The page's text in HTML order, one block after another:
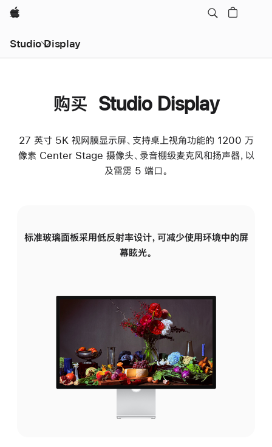
Apple
Studio Display
购买 Studio Display
27 英寸 5K 视网膜显示屏、支持桌上视角功能的 1200 万
像素 Center Stage 摄像头、录音棚级麦克风和扬声器，以
及雷雳 5 端口。
标准玻璃面板采用低反射率设计，可减少使用环境中的屏
幕眩光。